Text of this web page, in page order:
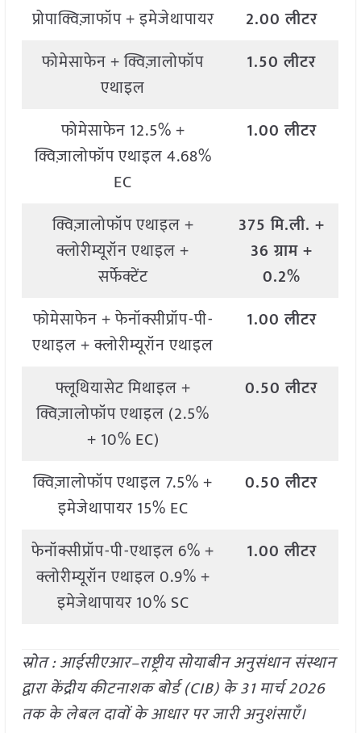
प्रोपाक्विज़ाफॉप + इमेजेथापायर
2.00 लीटर
फोमेसाफेन + क्विज़ालोफॉप
एथाइल
1.50 लीटर
फोमेसाफेन 12.5% +
क्विज़ालोफॉप एथाइल 4.68%
EC
1.00 लीटर
क्विज़ालोफॉप एथाइल +
क्लोरीम्यूरॉन एथाइल +
सर्फेक्टेंट
375 मि.ली. +
36 ग्राम +
0.2%
फोमेसाफेन + फेनॉक्सीप्रॉप-पी-
एथाइल + क्लोरीम्यूरॉन एथाइल
1.00 लीटर
फ्लूथियासेट मिथाइल +
क्विज़ालोफॉप एथाइल (2.5%
+ 10% EC)
0.50 लीटर
क्विज़ालोफॉप एथाइल 7.5% +
इमेजेथापायर 15% EC
0.50 लीटर
फेनॉक्सीप्रॉप-पी-एथाइल 6% +
क्लोरीम्यूरॉन एथाइल 0.9% +
इमेजेथापायर 10% SC
1.00 लीटर
स्रोत : आईसीएआर–राष्ट्रीय सोयाबीन अनुसंधान संस्थान
द्वारा केंद्रीय कीटनाशक बोर्ड (CIB) के 31 मार्च 2026
तक के लेबल दावों के आधार पर जारी अनुशंसाएँ।